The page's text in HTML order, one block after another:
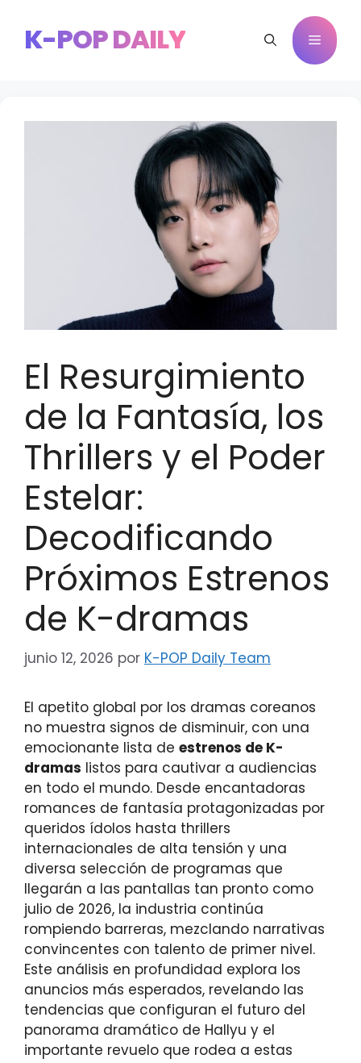
contenido
K-POP DAILY Menú
El Resurgimiento
de la Fantasía, los
Thrillers y el Poder
Estelar:
Decodificando
Próximos Estrenos
de K-dramas
junio 12, 2026 por K-POP Daily Team
El apetito global por los dramas coreanos
no muestra signos de disminuir, con una
emocionante lista de estrenos de K-
dramas listos para cautivar a audiencias
en todo el mundo. Desde encantadoras
romances de fantasía protagonizadas por
queridos ídolos hasta thrillers
internacionales de alta tensión y una
diversa selección de programas que
llegarán a las pantallas tan pronto como
julio de 2026, la industria continúa
rompiendo barreras, mezclando narrativas
convincentes con talento de primer nivel.
Este análisis en profundidad explora los
anuncios más esperados, revelando las
tendencias que configuran el futuro del
panorama dramático de Hallyu y el
importante revuelo que rodea a estas